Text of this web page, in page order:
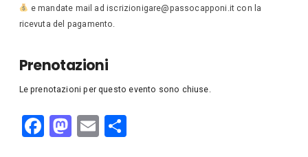
e mandate mail ad iscrizionigare@passocapponi.it con la
ricevuta del pagamento.
Prenotazioni
Le prenotazioni per questo evento sono chiuse.
F M E C